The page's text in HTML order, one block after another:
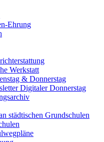
Ehrung
Werkstatt
& Donnerstag
Digitaler Donnerstag
städtischen Grundschulen